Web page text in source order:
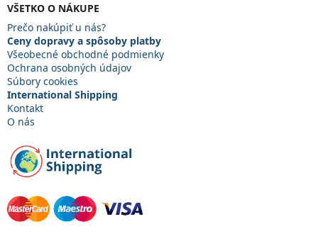
VŠETKO O NÁKUPE
Prečo nakúpiť u nás?
Ceny dopravy a spôsoby platby
Všeobecné obchodné podmienky
Ochrana osobných údajov
Súbory cookies
International Shipping
Kontakt
O nás